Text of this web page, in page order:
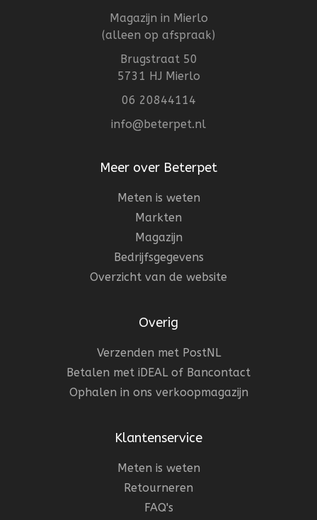
Magazijn in Mierlo
(alleen op afspraak)
Brugstraat 50
5731 HJ Mierlo
06 20844114
info@beterpet.nl
Meer over Beterpet
Meten is weten
Markten
Magazijn
Bedrijfsgegevens
Overzicht van de website
Overig
Verzenden met PostNL
Betalen met iDEAL of Bancontact
Ophalen in ons verkoopmagazijn
Klantenservice
Meten is weten
Retourneren
FAQ's